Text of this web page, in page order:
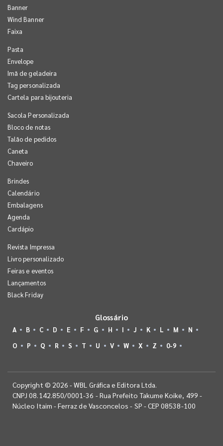
Banner
Wind Banner
Faixa
Pasta
Envelope
Imã de geladeira
Tag personalizada
Cartela para bijouteria
Sacola Personalizada
Bloco de notas
Talão de pedidos
Caneta
Chaveiro
Brindes
Calendário
Embalagens
Agenda
Cardápio
Revista Impressa
Livro personalizado
Feiras e eventos
Lançamentos
Black Friday
Glossário
A B C D E F G H I J K L M
N
O
P Q R S T U V W X Z 0-9
Copyright © 2026 - WBL Gráfica e Editora Ltda.
CNPJ 08.142.850/0001-36 - Rua Prefeito Takume Koike, 499 -
Núcleo Itaim - Ferraz de Vasconcelos - SP - CEP 08538-100